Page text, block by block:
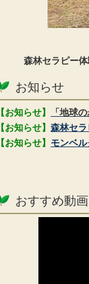
森林セラピー
お知らせ
【お知らせ】
「地球
【お知らせ】 森林セ
【お知らせ】 モンベ
おすすめ動画